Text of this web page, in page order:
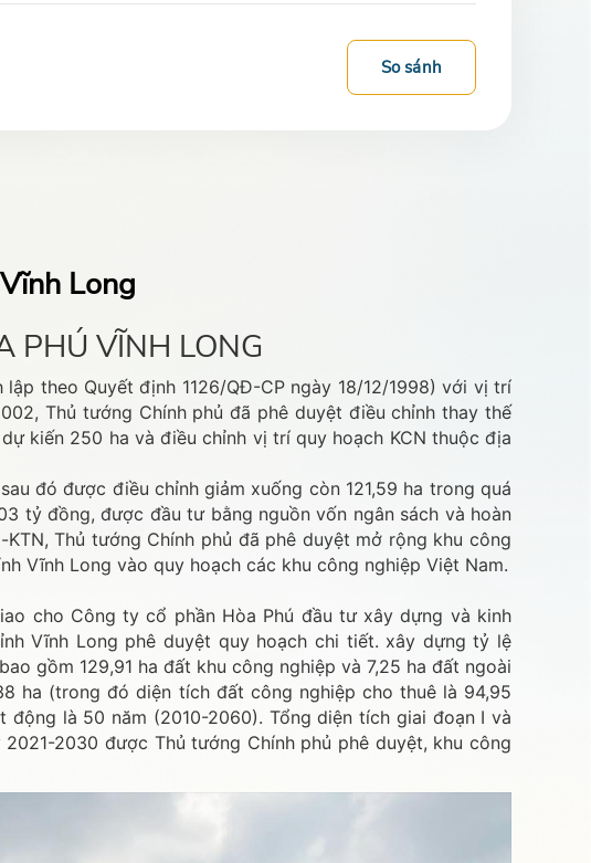
So sánh
Long
PHÚ VĨNH LONG
theo Quyết định 1126/QĐ-CP ngày 18/12/1998) với vị trí
Thủ tướng Chính phủ đã phê duyệt điều chỉnh thay thế
kiến 250 ha và điều chỉnh vị trí quy hoạch KCN thuộc địa
đó được điều chỉnh giảm xuống còn 121,59 ha trong quá
tỷ đồng, được đầu tư bằng nguồn vốn ngân sách và hoàn
Thủ tướng Chính phủ đã phê duyệt mở rộng khu công
Vĩnh Long vào quy hoạch các khu công nghiệp Việt Nam.
cho Công ty cổ phần Hòa Phú đầu tư xây dựng và kinh
Vĩnh Long phê duyệt quy hoạch chi tiết. xây dựng tỷ lệ
gồm 129,91 ha đất khu công nghiệp và 7,25 ha đất ngoài
ha (trong đó diện tích đất công nghiệp cho thuê là 94,95
động là 50 năm (2010-2060). Tổng diện tích giai đoạn I và
2030 được Thủ tướng Chính phủ phê duyệt, khu công